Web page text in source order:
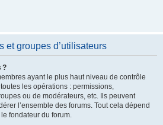
et groupes d’utilisateurs
?
ayant le plus haut niveau de contrôle
les opérations : permissions,
ou de modérateurs, etc. Ils peuvent
l’ensemble des forums. Tout cela dépend
fondateur du forum.